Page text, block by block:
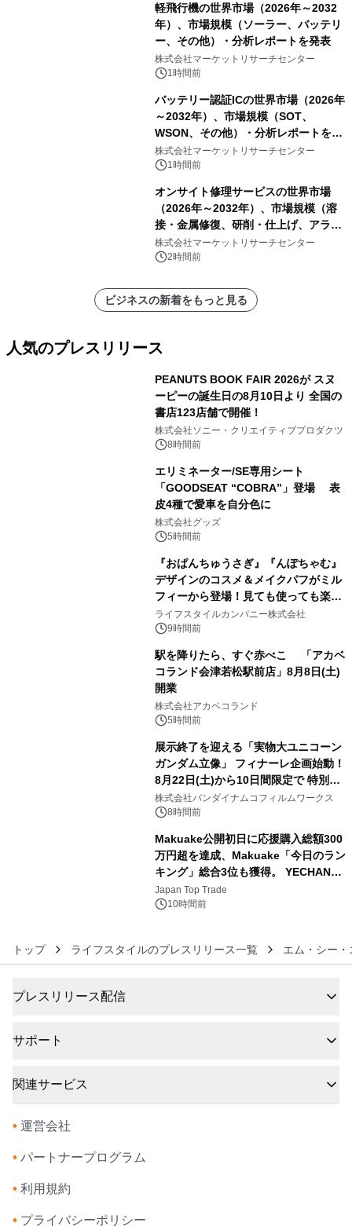
軽飛行機の世界市場（2026年～2032
年）、市場規模（ソーラー、バッテリ
ー、その他）・分析レポートを発表
株式会社マーケットリサーチセンター
1時間前
バッテリー認証ICの世界市場（2026年
～2032年）、市場規模（SOT、
WSON、その他）・分析レポートを発
表
株式会社マーケットリサーチセンター
1時間前
オンサイト修理サービスの世界市場
（2026年～2032年）、市場規模（溶
接・金属修復、研削・仕上げ、アライ
メント、その他）・分析レポートを発
表
株式会社マーケットリサーチセンター
2時間前
ビジネスの新着をもっと見る
人気のプレスリリース
PEANUTS BOOK FAIR 2026が スヌ
ーピーの誕生日の8月10日より 全国の
書店123店舗で開催！
株式会社ソニー・クリエイティブプロダクツ
8時間前
エリミネーター/SE専用シート
「GOODSEAT “COBRA”」登場 表
皮4種で愛車を自分色に
株式会社グッズ
5時間前
『おぱんちゅうさぎ』『んぽちゃむ』
デザインのコスメ＆メイクパフがミル
フィーから登場！見ても使っても楽し
い、ポップでキュートなコレクショ
ン。
ライフスタイルカンパニー株式会社
9時間前
駅を降りたら、すぐ赤べこ 「アカベ
コランド会津若松駅前店」8月8日(土)
開業
株式会社アカベコランド
5時間前
展示終了を迎える「実物大ユニコーン
ガンダム立像」 フィナーレ企画始動！
8月22日(土)から10日間限定で 特別映
像『UNICORN GUNDAM Statue ―
BEYOND POSSIBILITY ―』を上映！
株式会社バンダイナムコフィルムワークス
8時間前
Makuake公開初日に応援購入総額300
万円超を達成、Makuake「今日のラン
キング」総合3位も獲得。 YECHAN音
浴シンギングボウル第2弾の大型サイ
ズ（XL・2XL・3XL）を先行販売中
Japan Top Trade
10時間前
トップ ライフスタイルのプレスリリース一覧 エム・シー
プレスリリース配信
サポート
関連サービス
• 運営会社
• パートナープログラム
• 利用規約
• プライバシーポリシー